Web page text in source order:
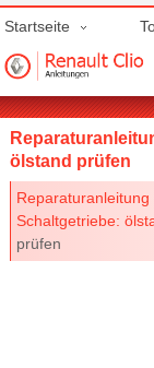
Startseite
ölstand prüfen
Schaltgetriebe:
prüfen